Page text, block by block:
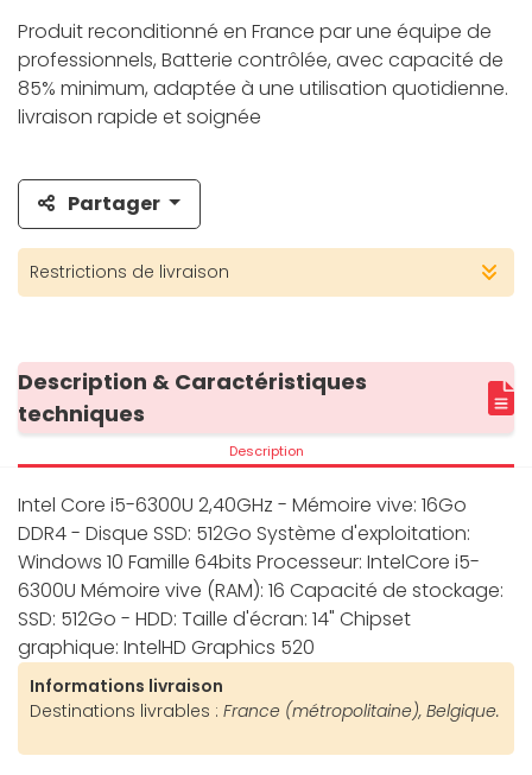
Produit reconditionné en France par une équipe de
professionnels, Batterie contrôlée, avec capacité de
85% minimum, adaptée à une utilisation quotidienne.
livraison rapide et soignée
Partager
Restrictions de livraison
Description & Caractéristiques
techniques
Description
Intel Core i5-6300U 2,40GHz - Mémoire vive: 16Go
DDR4 - Disque SSD: 512Go Système d'exploitation:
Windows 10 Famille 64bits Processeur: IntelCore i5-
6300U Mémoire vive (RAM): 16 Capacité de stockage:
SSD: 512Go - HDD: Taille d'écran: 14" Chipset
graphique: IntelHD Graphics 520
Informations livraison
Destinations livrables : France (métropolitaine), Belgique.